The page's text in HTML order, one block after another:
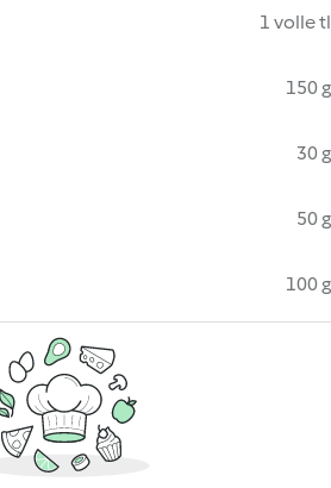
1 volle tl
150 g
30 g
50 g
100 g